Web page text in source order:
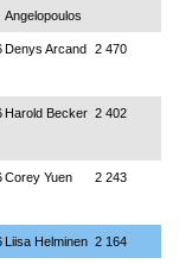
Angelopoulos
Denys Arcand 2 470
Harold Becker 2 402
Corey Yuen 2 243
Liisa Helminen 2 164